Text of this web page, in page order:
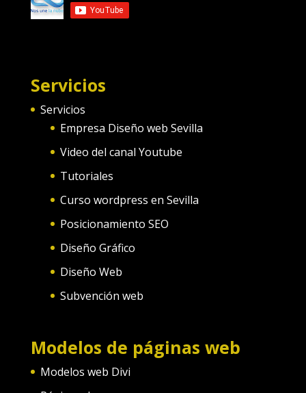
Servicios
Servicios
Empresa Diseño web Sevilla
Video del canal Youtube
Tutoriales
Curso wordpress en Sevilla
Posicionamiento SEO
Diseño Gráfico
Diseño Web
Subvención web
Modelos de páginas web
Modelos web Divi